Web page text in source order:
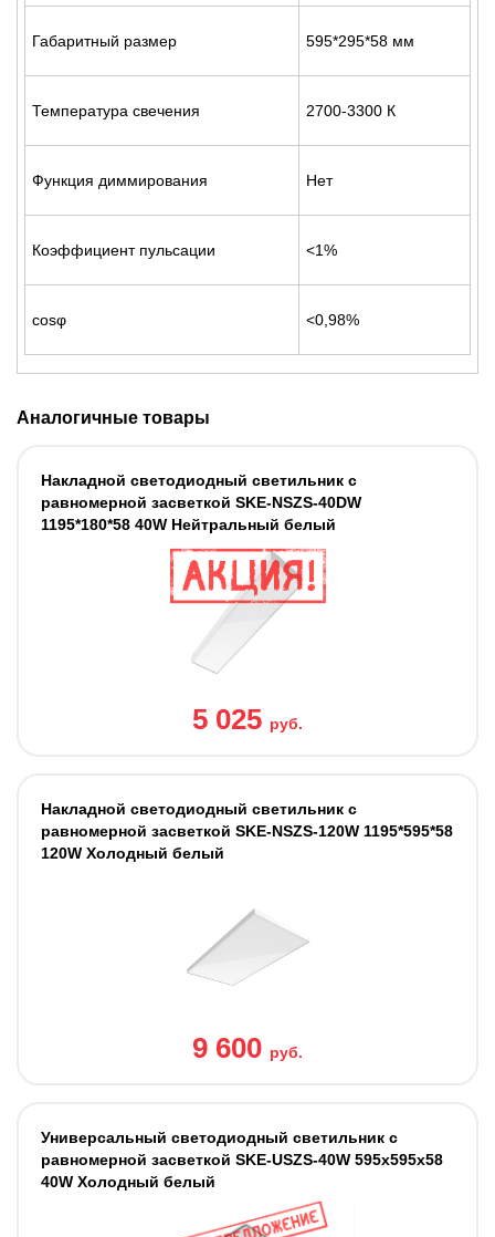
Габаритный размер 595*295*58 мм
Температура свечения 2700-3300 К
Функция диммирования Нет
Коэффициент пульсации <1%
cosφ <0,98%
Аналогичные товары
Накладной светодиодный светильник с
равномерной засветкой SKE-NSZS-40DW
1195*180*58 40W Нейтральный белый
5 025 руб.
Накладной светодиодный светильник с
равномерной засветкой SKE-NSZS-120W 1195*595*58
120W Холодный белый
9 600 руб.
Универсальный светодиодный светильник с
равномерной засветкой SKE-USZS-40W 595x595x58
40W Холодный белый